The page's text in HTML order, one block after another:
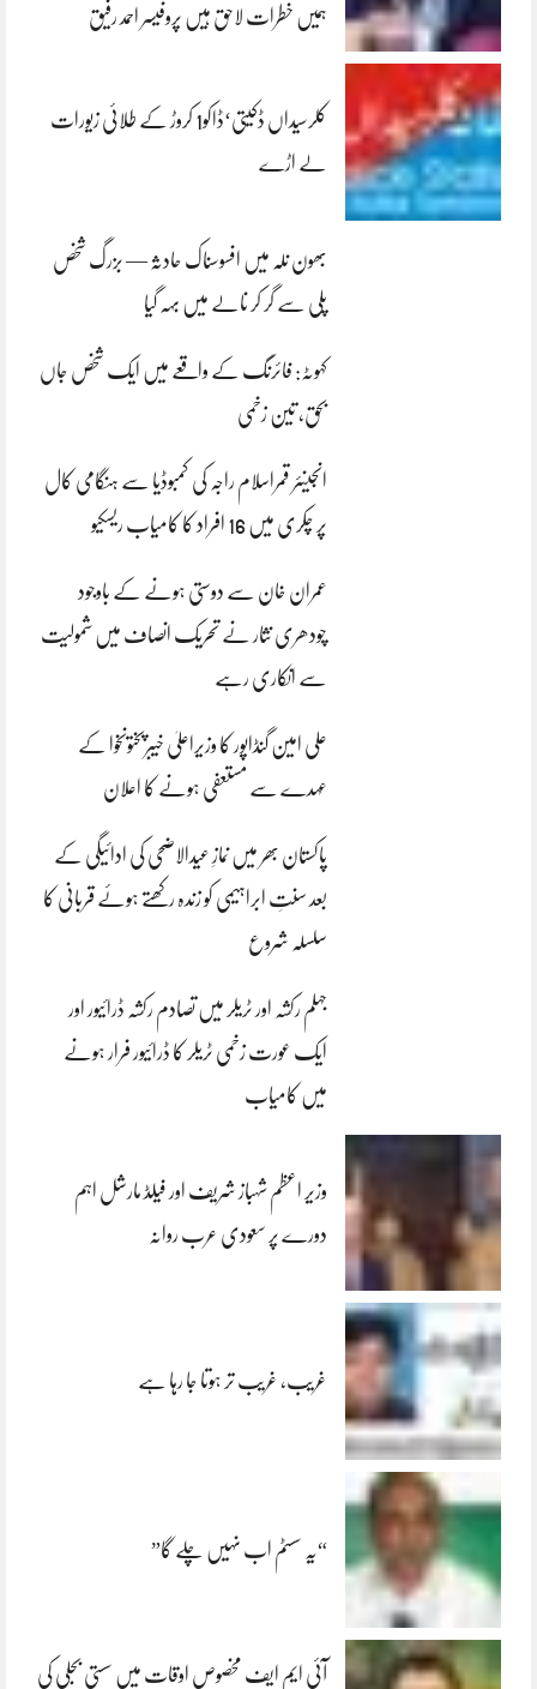
ہمیں خطرات لاحق ہیں پروفیسر احمد رفیق
کلرسیداں ڈکیتی‘ڈاکو1 کروڑ کے طلائی زیورات
لے اڑے
بھون نلہ میں افسوسناک حادثہ — بزرگ شخص
پلی سے گر کر نالے میں بہہ گیا
کہوٹہ: فائرنگ کے واقعے میں ایک شخص جاں
بحق، تین زخمی
انجینئر قمراسلام راجہ کی کمبوڈیا سے ہنگامی کال
پر چکری میں 16 افراد کا کامیاب ریسکیو
عمران خان سے دوستی ہونے کے باوجود
چودھری نثار نے تحریک انصاف میں شمولیت
سے انکاری رہے
علی امین گنڈاپور کا وزیراعلیٰ خیبرپختونخوا کے
عہدے سے مستعفی ہونے کا اعلان
پاکستان بھر میں نمازِ عیدالاضحی کی ادائیگی کے
بعد سنتِ ابراہیمی کو زندہ رکھتے ہوئے قربانی کا
سلسلہ شروع
جہلم رکشہ اور ٹریلر میں تصادم رکشہ ڈرائیور اور
ایک عورت زخمی ٹریلر کا ڈرائیور فرار ہونے
میں کامیاب
وزیر اعظم شہباز شریف اور فیلڈ مارشل اہم
دورے پر سعودی عرب روانہ
غریب، غریب تر ہوتا جا رہا ہے
“یہ سسٹم اب نہیں چلے گا”
آئی ایم ایف مخصوص اوقات میں سستی بجلی کی